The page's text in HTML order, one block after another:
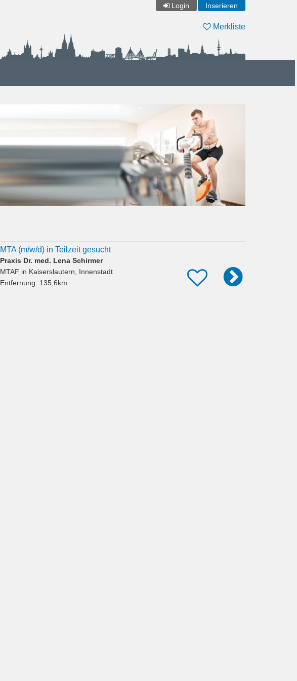
Login Inserieren
Merkliste
MTA (m/w/d) in Teilzeit gesucht
Praxis Dr. med. Lena Schirmer
MTAF in Kaiserslautern, Innenstadt
Entfernung: 135,6km